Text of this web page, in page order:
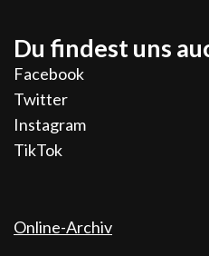
Du findest uns
Facebook
Twitter
Instagram
TikTok
Online-Archiv